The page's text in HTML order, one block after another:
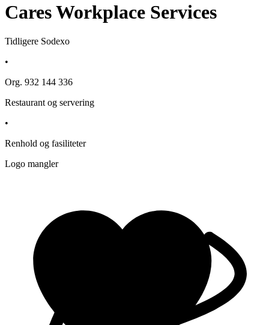
Cares Workplace Services
Tidligere Sodexo
•
Org. 932 144 336
Restaurant og servering
•
Renhold og fasiliteter
Logo mangler